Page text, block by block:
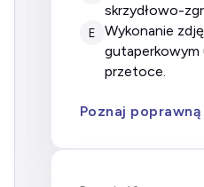
skrzydłowo-
E
wykonanie zdjęcia rtg z ćwiekiem
gutaperkowym
przetoce.
Poznaj